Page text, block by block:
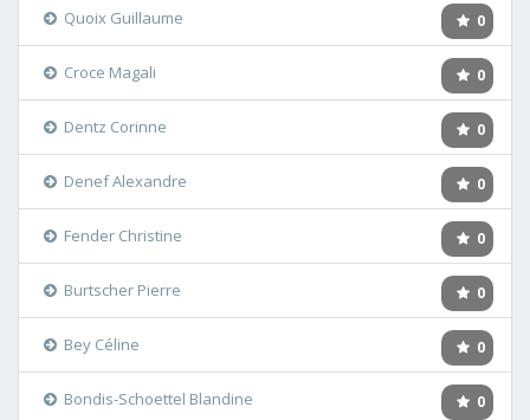
0
Quoix Guillaume
0
Croce Magali
0
Dentz Corinne
0
Denef Alexandre
0
Fender Christine
0
Burtscher Pierre
0
Bey Céline
0
Bondis-Schoettel Blandine